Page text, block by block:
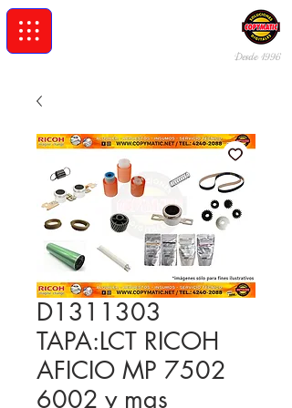
Desde 1996
D1311303
TAPA:LCT RICOH
AFICIO MP 7502
6002 y mas